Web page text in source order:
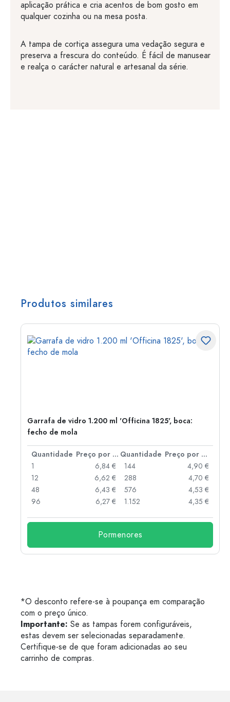
aplicação prática e cria acentos de bom gosto em
qualquer cozinha ou na mesa posta.
A tampa de cortiça assegura uma vedação segura e
preserva a frescura do conteúdo. É fácil de manusear
e realça o carácter natural e artesanal da série.
Produtos similares
Garrafa de vidro 1.200 ml 'Officina 1825', boca:
fecho de mola
Quantidade Preço por peça Quantidade
Preço por peça
1
6,84 €
12
6,62 €
48
6,43 €
96
6,27 €
144
4,90 €
288
4,70 €
576
4,53 €
1.152
4,35 €
Pormenores
*O desconto refere-se à poupança em comparação
com o preço único.
Importante: Se as tampas forem configuráveis,
estas devem ser selecionadas separadamente.
Certifique-se de que foram adicionadas ao seu
carrinho de compras.